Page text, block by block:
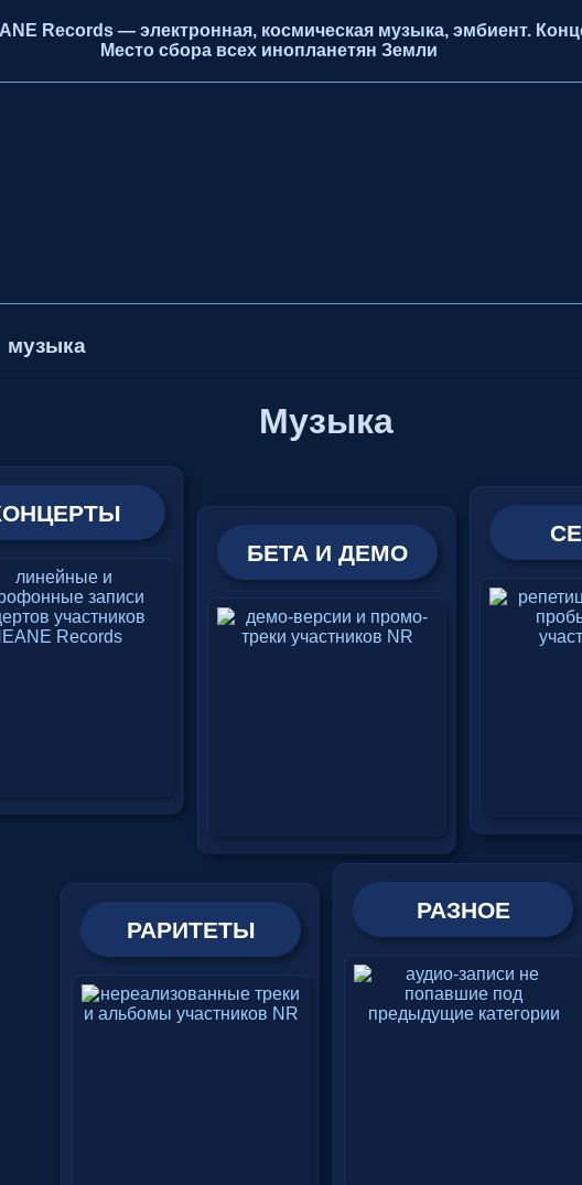
Records — электронная, космическая музыка, эмбиент.
Место сбора всех инопланетян Земли
музыка
Музыка
БЕТА И ДЕМО
РАРИТЕТЫ
РАЗНОЕ